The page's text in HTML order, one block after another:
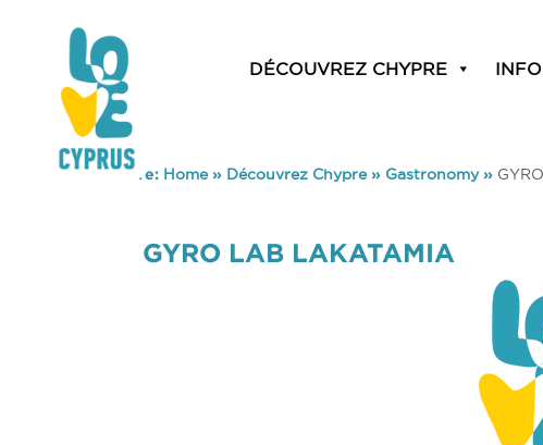
DÉCOUVREZ CHYPRE
You are here: Home» Découvrez Chypre» Gastronomy»
GYRO LAB LAKATAMIA